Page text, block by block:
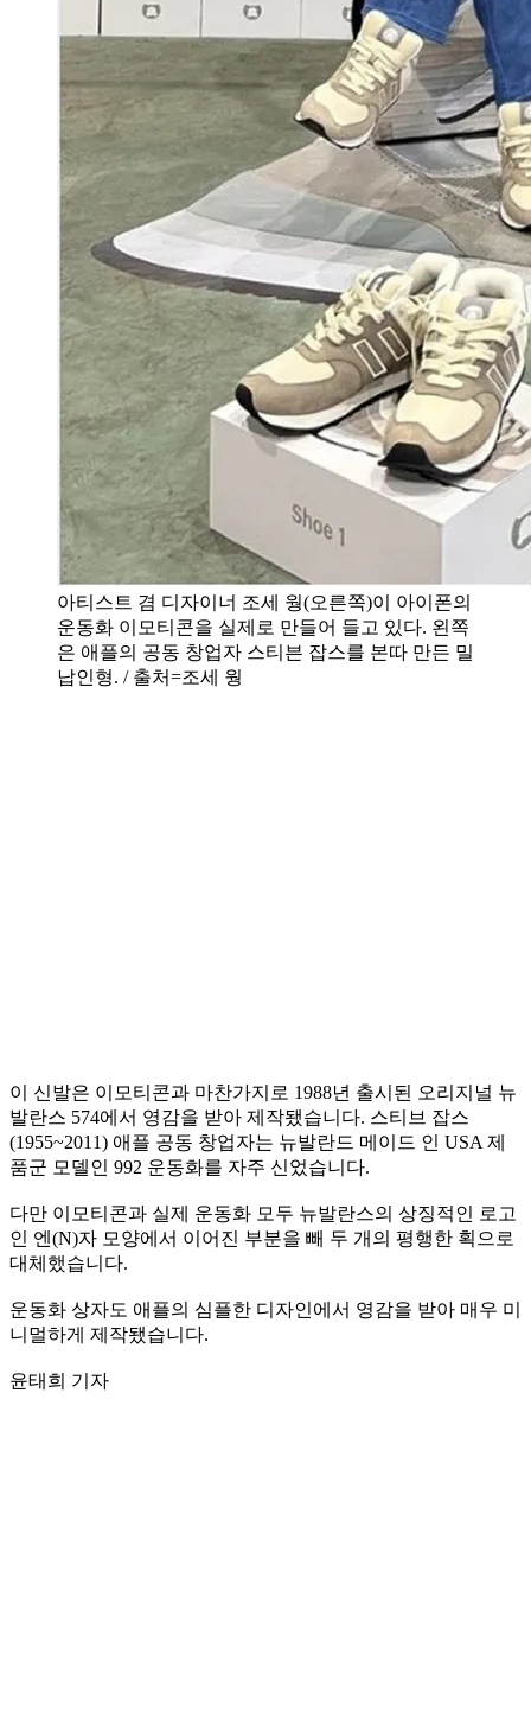
아티스트 겸 디자이너 조세 웡(오른쪽)이 아이폰의
운동화 이모티콘을 실제로 만들어 들고 있다. 왼쪽
은 애플의 공동 창업자 스티븐 잡스를 본따 만든 밀
납인형. / 출처=조세 웡
이 신발은 이모티콘과 마찬가지로 1988년 출시된 오리지널 뉴
발란스 574에서 영감을 받아 제작됐습니다. 스티브 잡스
(1955~2011) 애플 공동 창업자는 뉴발란드 메이드 인 USA 제
품군 모델인 992 운동화를 자주 신었습니다.
다만 이모티콘과 실제 운동화 모두 뉴발란스의 상징적인 로고
인 엔(N)자 모양에서 이어진 부분을 빼 두 개의 평행한 획으로
대체했습니다.
운동화 상자도 애플의 심플한 디자인에서 영감을 받아 매우 미
니멀하게 제작됐습니다.
윤태희 기자